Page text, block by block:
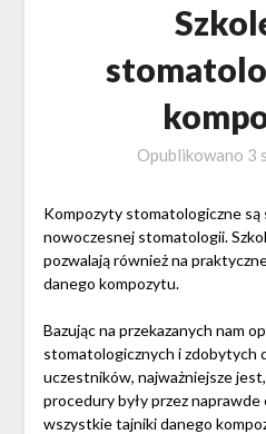
Opublikowano 3
Kompozyty stomatologiczne
nowoczesnej stomatologii.
pozwalają również na
danego kompozytu.
Bazując na przekazanych nam
stomatologicznych i zdobytych
uczestników, najważniejsze
procedury były przez
wszystkie tajniki danego